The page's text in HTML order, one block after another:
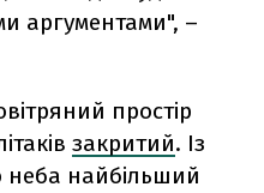
аргументами", –
простір
закритий. Із
неба найбільший